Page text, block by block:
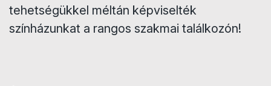
tehetségükkel méltán képviselték
színházunkat a rangos szakmai találkozón!